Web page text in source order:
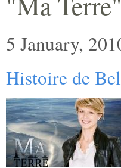
5 January,
Histoire de